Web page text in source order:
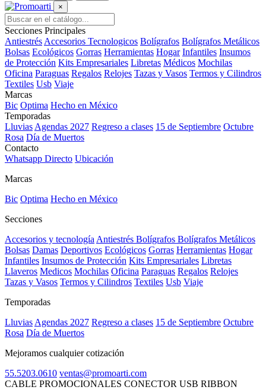
×
Secciones Principales
Antiestrés Accesorios Tecnologicos Bolígrafos Bolígrafos Metálicos
Bolsas Ecológicos Gorras Herramientas Hogar Infantiles Insumos
de Protección Kits Empresariales Libretas Médicos Mochilas
Oficina Paraguas Regalos Relojes Tazas y Vasos Termos y Cilindros
Textiles Usb Viaje
Marcas
Bic Optima Hecho en México
Temporadas
Lluvias Agendas 2027 Regreso a clases 15 de Septiembre Octubre
Rosa Día de Muertos
Contacto
Whatsapp Directo Ubicación
Marcas
Bic Optima Hecho en México
Secciones
Accesorios y tecnología Antiestrés Bolígrafos Bolígrafos Metálicos
Bolsas Damas Deportivos Ecológicos Gorras Herramientas Hogar
Infantiles Insumos de Protección Kits Empresariales Libretas
Llaveros Medicos Mochilas Oficina Paraguas Regalos Relojes
Tazas y Vasos Termos y Cilindros Textiles Usb Viaje
Temporadas
Lluvias Agendas 2027 Regreso a clases 15 de Septiembre Octubre
Rosa Día de Muertos
Mejoramos cualquier cotización
55.5203.0610 ventas@promoarti.com
CABLE PROMOCIONALES CONECTOR USB RIBBON